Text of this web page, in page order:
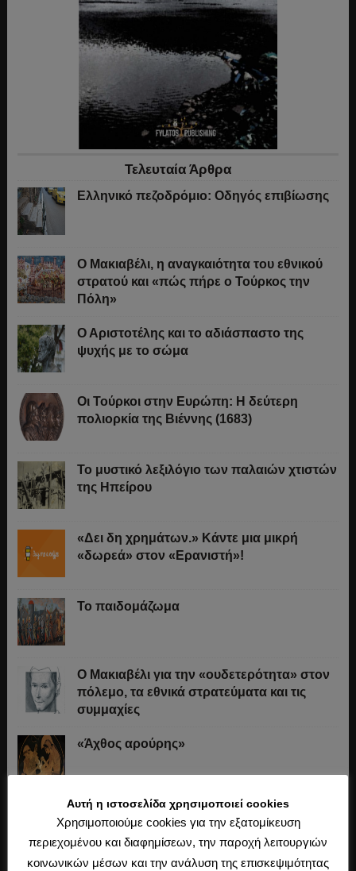
Τελευταία Άρθρα
Ελληνικό πεζοδρόμιο: Οδηγός επιβίωσης
Ο Μακιαβέλι, η αναγκαιότητα του εθνικού
στρατού και «πώς πήρε ο Τούρκος την
Πόλη»
Ο Αριστοτέλης και το αδιάσπαστο της
ψυχής με το σώμα
Οι Τούρκοι στην Ευρώπη: Η δεύτερη
πολιορκία της Βιέννης (1683)
Το μυστικό λεξιλόγιο των παλαιών χτιστών
της Ηπείρου
«Δει δη χρημάτων.» Κάντε μια μικρή
«δωρεά» στον «Ερανιστή»!
Το παιδομάζωμα
O Μακιαβέλι για την «ουδετερότητα» στον
πόλεμο, τα εθνικά στρατεύματα και τις
συμμαχίες
«Άχθος αρούρης»
Καβάφης, ο ποιητής της Ιστορίας
Αυτή η ιστοσελίδα χρησιμοποιεί cookies
Χρησιμοποιούμε cookies για την εξατομίκευση
περιεχομένου και διαφημίσεων, την παροχή λειτουργιών
κοινωνικών μέσων και την ανάλυση της επισκεψιμότητας